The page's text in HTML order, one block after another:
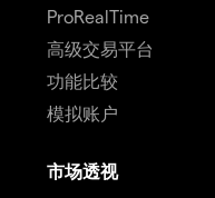
ProRealTime
高级交易平台
功能比较
模拟账户
市场透视